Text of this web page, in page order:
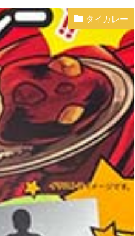
タイカレー